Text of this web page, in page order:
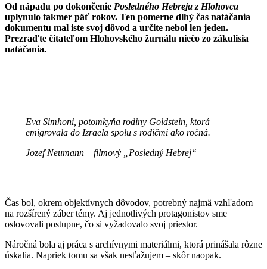
Od nápadu po dokončenie Posledného Hebreja z Hlohovca
uplynulo takmer päť rokov. Ten pomerne dlhý čas natáčania
dokumentu mal iste svoj dôvod a určite nebol len jeden.
Prezraďte čitateľom Hlohovského žurnálu niečo zo zákulisia
natáčania.
Eva Simhoni, potomkyňa rodiny Goldstein, ktorá
emigrovala do Izraela spolu s rodičmi ako ročná.
Jozef Neumann – filmový „Posledný Hebrej“
Čas bol, okrem objektívnych dôvodov, potrebný najmä vzhľadom
na rozšírený záber témy. Aj jednotlivých protagonistov sme
oslovovali postupne, čo si vyžadovalo svoj priestor.
Náročná bola aj práca s archívnymi materiálmi, ktorá prinášala rôzne
úskalia. Napriek tomu sa však nesťažujem – skôr naopak.